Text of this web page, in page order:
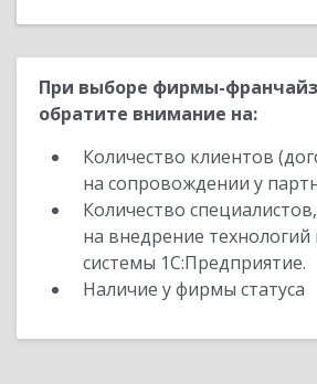
При выборе фирмы-
обратите внимание на:
Количество клиентов
на сопровождении у
Количество
на внедрение
системы 1С:Предприятие.
Наличие у фирмы статуса